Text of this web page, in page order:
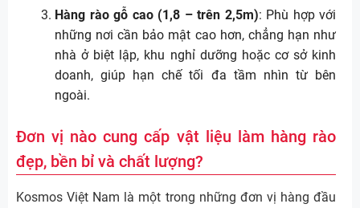
Hàng rào gỗ cao (1,8 – trên 2,5m): Phù hợp với
những nơi cần bảo mật cao hơn, chẳng hạn như
nhà ở biệt lập, khu nghỉ dưỡng hoặc cơ sở kinh
doanh, giúp hạn chế tối đa tầm nhìn từ bên
ngoài.
Đơn vị nào cung cấp vật liệu làm hàng rào
đẹp, bền bỉ và chất lượng?
Kosmos Việt Nam là một trong những đơn vị hàng đầu